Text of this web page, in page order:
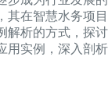
其在智慧水务项目
解析的方式，探讨
用实例，深入剖析